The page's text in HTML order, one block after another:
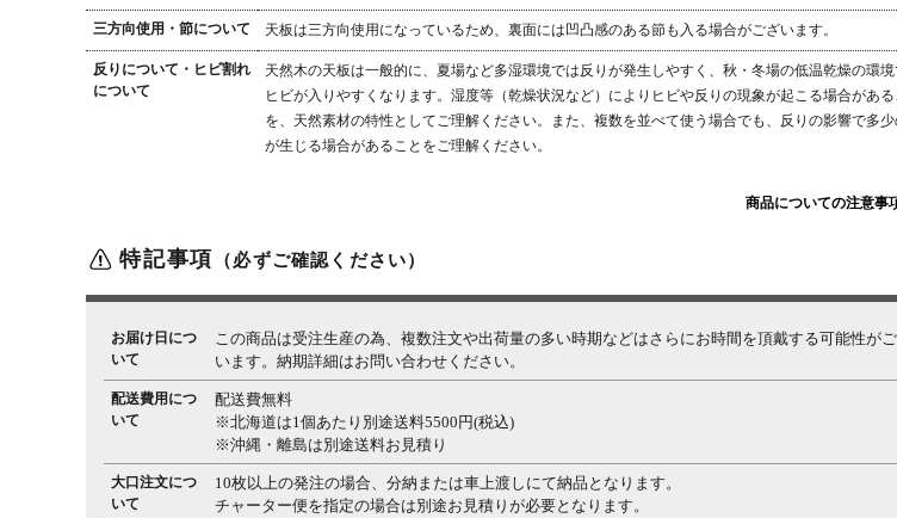
三方向使用・節について 天板は三方向使用になっているため、裏面には凹凸感のある節も入る場合がございます。
反りについて・ヒビ割れ
について
天然木の天板は一般的に、夏場など多湿環境では反りが発生しやすく、秋・冬場の低温乾燥の環境
ヒビが入りやすくなります。湿度等（乾燥状況など）によりヒビや反りの現象が起こる場合がある
を、天然素材の特性としてご理解ください。また、複数を並べて使う場合でも、反りの影響で多
が生じる場合があることをご理解ください。
商品についての注意事
特記事項 （必ずご確認ください）
お届け日につ
いて
この商品は受注生産の為、複数注文や出荷量の多い時期などはさらにお時間を頂戴する可能性が
います。納期詳細はお問い合わせください。
配送費用につ
いて
配送費無料
※北海道は1個あたり別途送料5500円(税込)
※沖縄・離島は別途送料お見積り
大口注文につ
いて
10枚以上の発注の場合、分納または車上渡しにて納品となります。
チャーター便を指定の場合は別途お見積りが必要となります。